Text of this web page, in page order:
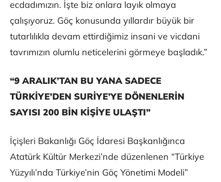
ecdadımızın. İşte biz onlara layık olmaya
çalışıyoruz. Göç konusunda yıllardır büyük bir
tutarlılıkla devam ettirdiğimiz insani ve vicdani
tavrımızın olumlu neticelerini görmeye başladık.”
“9 ARALIK’TAN BU YANA SADECE
TÜRKİYE’DEN SURİYE’YE DÖNENLERİN
SAYISI 200 BİN KİŞİYE ULAŞTI”
İçişleri Bakanlığı Göç İdaresi Başkanlığınca
Atatürk Kültür Merkezi’nde düzenlenen “Türkiye
Yüzyılı’nda Türkiye’nin Göç Yönetimi Modeli”